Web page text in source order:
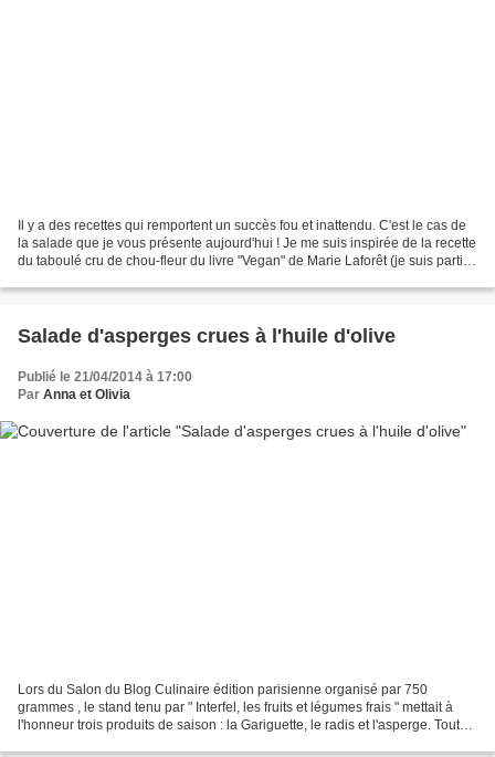
Il y a des recettes qui remportent un succès fou et inattendu. C'est le cas de
la salade que je vous présente aujourd'hui ! Je me suis inspirée de la recette
du taboulé cru de chou-fleur du livre "Vegan" de Marie Laforêt (je suis partie
Salade d'asperges crues à l'huile d'olive
Publié le 21/04/2014 à 17:00
Par Anna et Olivia
Lors du Salon du Blog Culinaire édition parisienne organisé par 750
grammes , le stand tenu par " Interfel, les fruits et légumes frais " mettait à
l'honneur trois produits de saison : la Gariguette, le radis et l'asperge. Tout